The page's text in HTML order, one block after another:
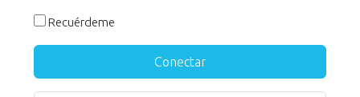
Recuérdeme
Conectar